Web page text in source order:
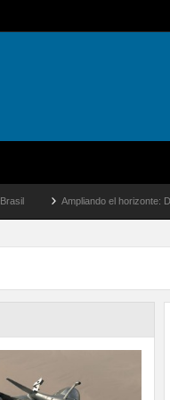
Ampliando el horizonte: Dentro del